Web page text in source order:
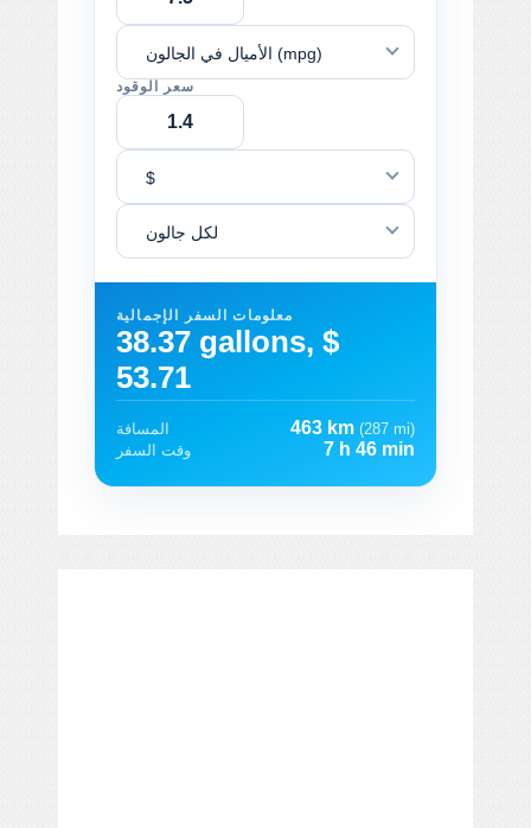
الأميال في الجالون (mpg)
سعر الوقود
$
لكل جالون
معلومات السفر الإجمالية
38.37 gallons, $
53.71
المسافة 463 km (287 mi)
وقت السفر
7 h 46 min